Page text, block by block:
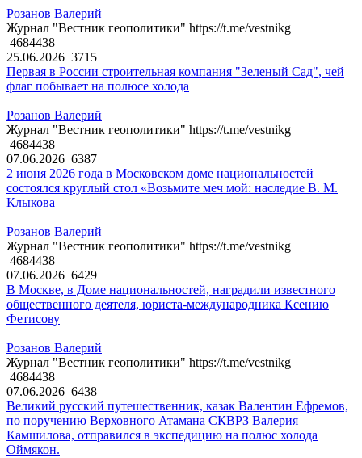
Розанов Валерий
Журнал "Вестник геополитики" https://t.me/vestnikg
4684438
25.06.2026 3715
Первая в России строительная компания "Зеленый Сад", чей
флаг побывает на полюсе холода
Розанов Валерий
Журнал "Вестник геополитики" https://t.me/vestnikg
4684438
07.06.2026 6387
2 июня 2026 года в Московском доме национальностей
состоялся круглый стол «Возьмите меч мой: наследие В. М.
Клыкова
Розанов Валерий
Журнал "Вестник геополитики" https://t.me/vestnikg
4684438
07.06.2026 6429
В Москве, в Доме национальностей, наградили известного
общественного деятеля, юриста-международника Ксению
Фетисову
Розанов Валерий
Журнал "Вестник геополитики" https://t.me/vestnikg
4684438
07.06.2026 6438
Великий русский путешественник, казак Валентин Ефремов,
по поручению Верховного Атамана СКВРЗ Валерия
Камшилова, отправился в экспедицию на полюс холода
Оймякон.